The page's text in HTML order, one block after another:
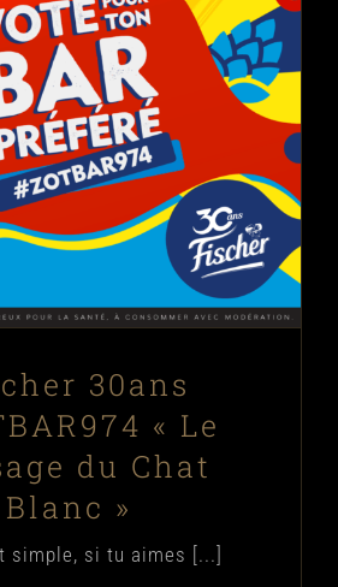
#ZOTBAR974 « Le
du Chat Blanc »
Évènements News
30ans
« Le
du Chat
Blanc »
simple, si tu aimes [...]